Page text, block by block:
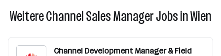
Weitere Channel Sales Manager Jobs in Wien
Channel Development Manager & Field